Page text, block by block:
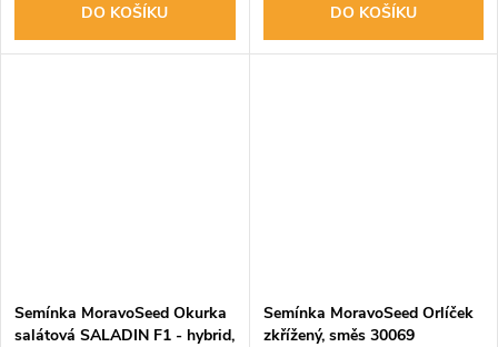
DO KOŠÍKU DO KOŠÍKU
Semínka MoravoSeed Okurka
salátová SALADIN F1 - hybrid,
Semínka MoravoSeed Orlíček
zkřížený, směs 30069